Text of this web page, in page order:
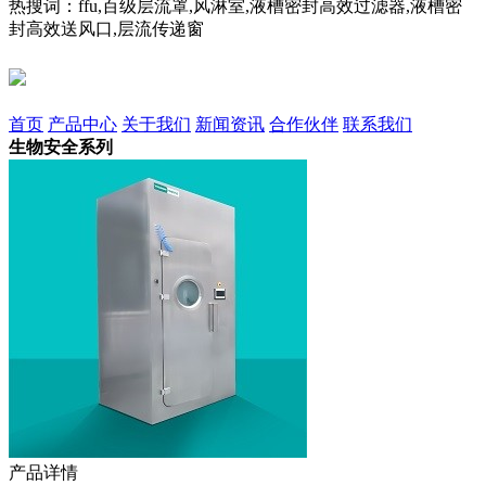
热搜词：ffu,百级层流罩,风淋室,液槽密封高效过滤器,液槽密
封高效送风口,层流传递窗
首页 产品中心 关于我们 新闻资讯 合作伙伴 联系我们
生物安全系列
产品详情